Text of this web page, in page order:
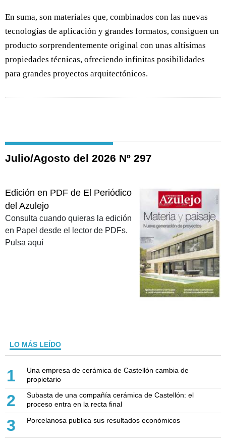
En suma, son materiales que, combinados con las nuevas
tecnologías de aplicación y grandes formatos, consiguen un
producto sorprendentemente original con unas altísimas
propiedades técnicas, ofreciendo infinitas posibilidades
para grandes proyectos arquitectónicos.
Julio/Agosto del 2026 Nº 297
Edición en PDF de El Periódico
del Azulejo
Consulta cuando quieras la edición
en Papel desde el lector de PDFs.
Pulsa aquí
LO MÁS LEÍDO
1
Una empresa de cerámica de Castellón cambia de
propietario
2
Subasta de una compañía cerámica de Castellón: el
proceso entra en la recta final
3 Porcelanosa publica sus resultados económicos